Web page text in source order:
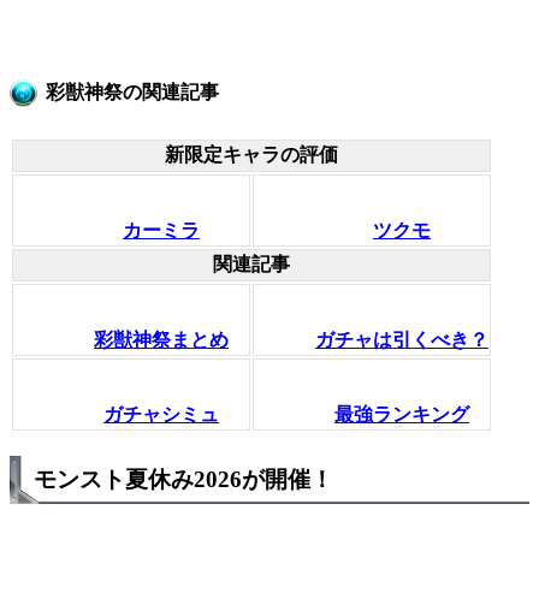
彩獣神祭の関連記事
新限定キャラの評価
カーミラ
ツクモ
関連記事
彩獣神祭まとめ ガチャは引くべき？
ガチャシミュ 最強ランキング
モンスト夏休み2026が開催！